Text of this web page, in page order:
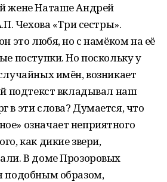
жене Наташе Андрей
Чехова «Три сестры».
это любя, но с намёком на её
поступки. Но поскольку у
имён, возникает
подтекст вкладывал наш
в эти слова? Думается, что
означает неприятного
как дикие звери,
В доме Прозоровых
подобным образом,